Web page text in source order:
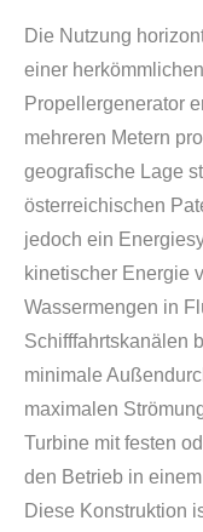
Die Nutzung
einer
Propellergenerator
mehreren Metern
geografische Lage
österreichischen
jedoch ein
kinetischer Energie
Wassermengen in
Schifffahrtskanälen
minimale
maximalen
Turbine mit festen
den Betrieb in
Diese Konstruktion